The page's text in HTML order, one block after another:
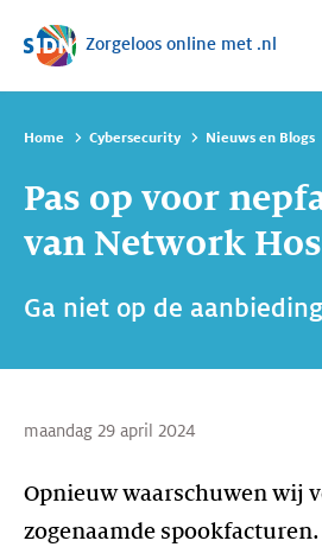
Sla navigatie over
Zorgeloos online met .nl
Home Cybersecurity Nieuws en Blogs
Pas op voor
van Network
Ga niet op de
maandag 29 april 2024
Opnieuw waarschuwen wij
zogenaamde